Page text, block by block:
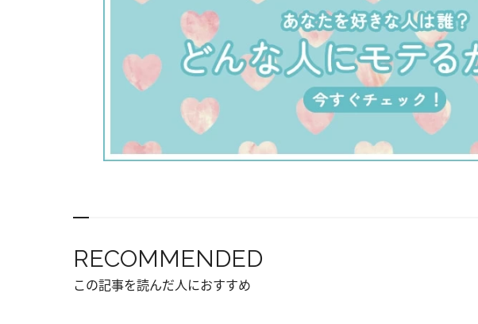
RECOMMENDED
この記事を読んだ人におすすめ